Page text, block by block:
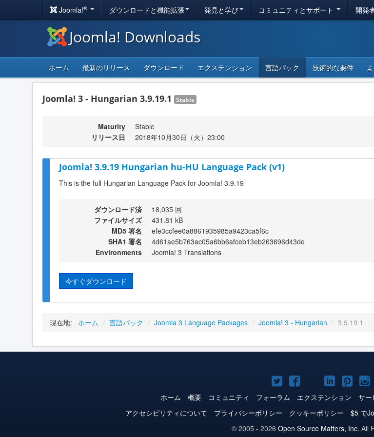
Joomla!® ダウンロードと機能拡張 発見と学び コミュニティとサポート 開発
Joomla! Downloads
ホーム 最新のリリース ダウンロード エクステンション 言語パック 技術的な要件
Joomla! 3 - Hungarian 3.9.19.1 Stable
Maturity
Stable
リリース日
2018年10月30日（火）23:00
Joomla! 3.9.19 Hungarian hu-HU Language Pack (v1)
This is the full Hungarian Language Pack for Joomla! 3.9.19
ダウンロード済
18,035 回
ファイルサイズ
431.81 kB
MD5 署名
efe3ccfee0a8861935985a9423ca5f6c
SHA1 署名
4d61ae5b763ac05a6bb6afceb13eb263696d43de
Environments
Joomla! 3 Translations
今すぐダウンロード
現在地: ホーム / 言語パック / Joomla 3 Language Packages / Joomla! 3 - Hungarian / 3.9.19.1
Joomla!
Twitter
Joomla!
Facebook
Joomla!
YouTube
Joomla!
LinkedIn
ホーム 概要 コミュニティ フォーラム エクステンション サー
アクセシビリティについて
プライバシーポリシー クッキーポリシー $5 で
© 2005 - 2026 Open Source Matters, Inc. All